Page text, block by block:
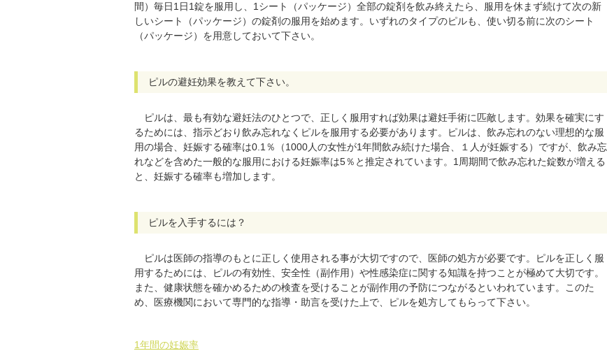
間）毎日1日1錠を服用し、1シート（パッケージ）全部の錠剤を飲み終えたら、服用を休まず続けて次の新
しいシート（パッケージ）の錠剤の服用を始めます。いずれのタイプのピルも、使い切る前に次のシート
（パッケージ）を用意しておいて下さい。
ピルの避妊効果を教えて下さい。
ピルは、最も有効な避妊法のひとつで、正しく服用すれば効果は避妊手術に匹敵します。効果を確実にす
るためには、指示どおり飲み忘れなくピルを服用する必要があります。ピルは、飲み忘れのない理想的な服
用の場合、妊娠する確率は0.1％（1000人の女性が1年間飲み続けた場合、１人が妊娠する）ですが、飲み忘
れなどを含めた一般的な服用における妊娠率は5％と推定されています。1周期間で飲み忘れた錠数が増える
と、妊娠する確率も増加します。
ピルを入手するには？
ピルは医師の指導のもとに正しく使用される事が大切ですので、医師の処方が必要です。ピルを正しく服
用するためには、ピルの有効性、安全性（副作用）や性感染症に関する知識を持つことが極めて大切です。
また、健康状態を確かめるための検査を受けることが副作用の予防につながるといわれています。このた
め、医療機関において専門的な指導・助言を受けた上で、ピルを処方してもらって下さい。
1年間の妊娠率